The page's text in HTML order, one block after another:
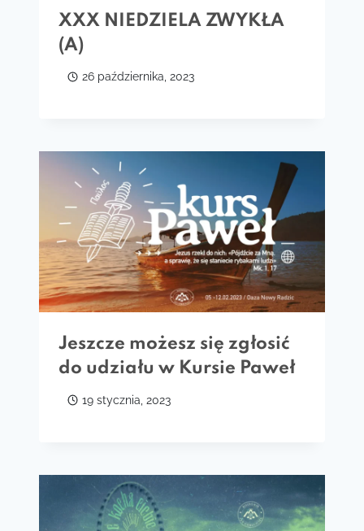
XXX NIEDZIELA ZWYKŁA
(A)
26 października, 2023
Jeszcze możesz się zgłosić
do udziału w Kursie Paweł
19 stycznia, 2023